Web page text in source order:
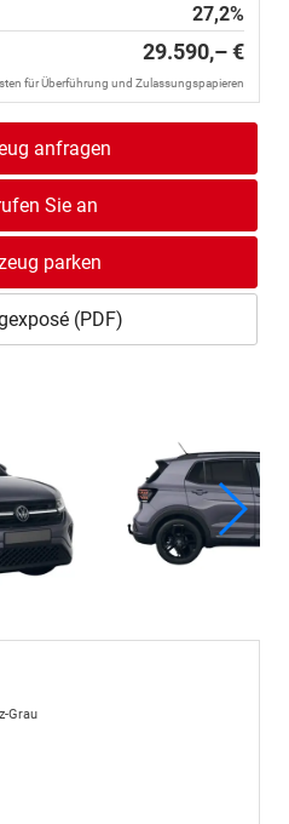
27,2%
29.590,– €
für Überführung und Zulassungspapieren
anfragen
Sie an
parken
(PDF)
Grau